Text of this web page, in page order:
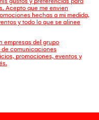
Acepto que me envien
hechas a mi medida,
y todo lo que se alinee
empresas del grupo
de comunicaciones
promociones, eventos y